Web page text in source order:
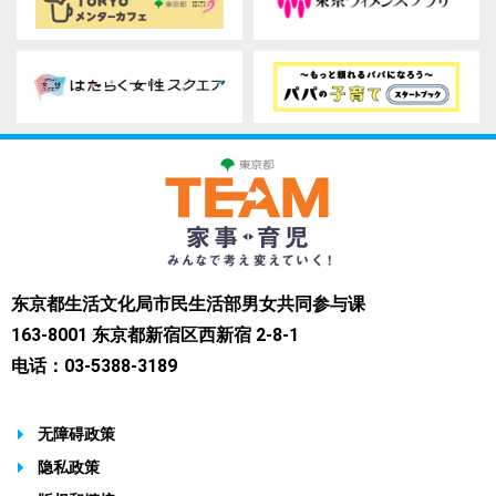
东京都生活文化局市民生活部男女共同参与课
163-8001 东京都新宿区西新宿 2-8-1
电话：03-5388-3189
无障碍政策
隐私政策